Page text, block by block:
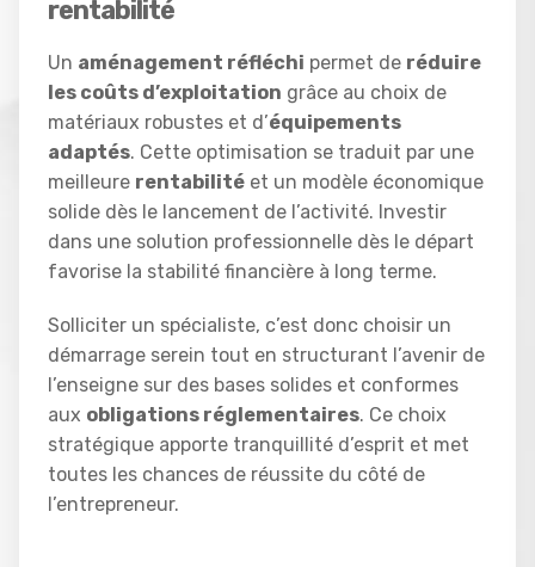
rentabilité
Un aménagement réfléchi permet de réduire
les coûts d’exploitation grâce au choix de
matériaux robustes et d’équipements
adaptés. Cette optimisation se traduit par une
meilleure rentabilité et un modèle économique
solide dès le lancement de l’activité. Investir
dans une solution professionnelle dès le départ
favorise la stabilité financière à long terme.
Solliciter un spécialiste, c’est donc choisir un
démarrage serein tout en structurant l’avenir de
l’enseigne sur des bases solides et conformes
aux obligations réglementaires. Ce choix
stratégique apporte tranquillité d’esprit et met
toutes les chances de réussite du côté de
l’entrepreneur.